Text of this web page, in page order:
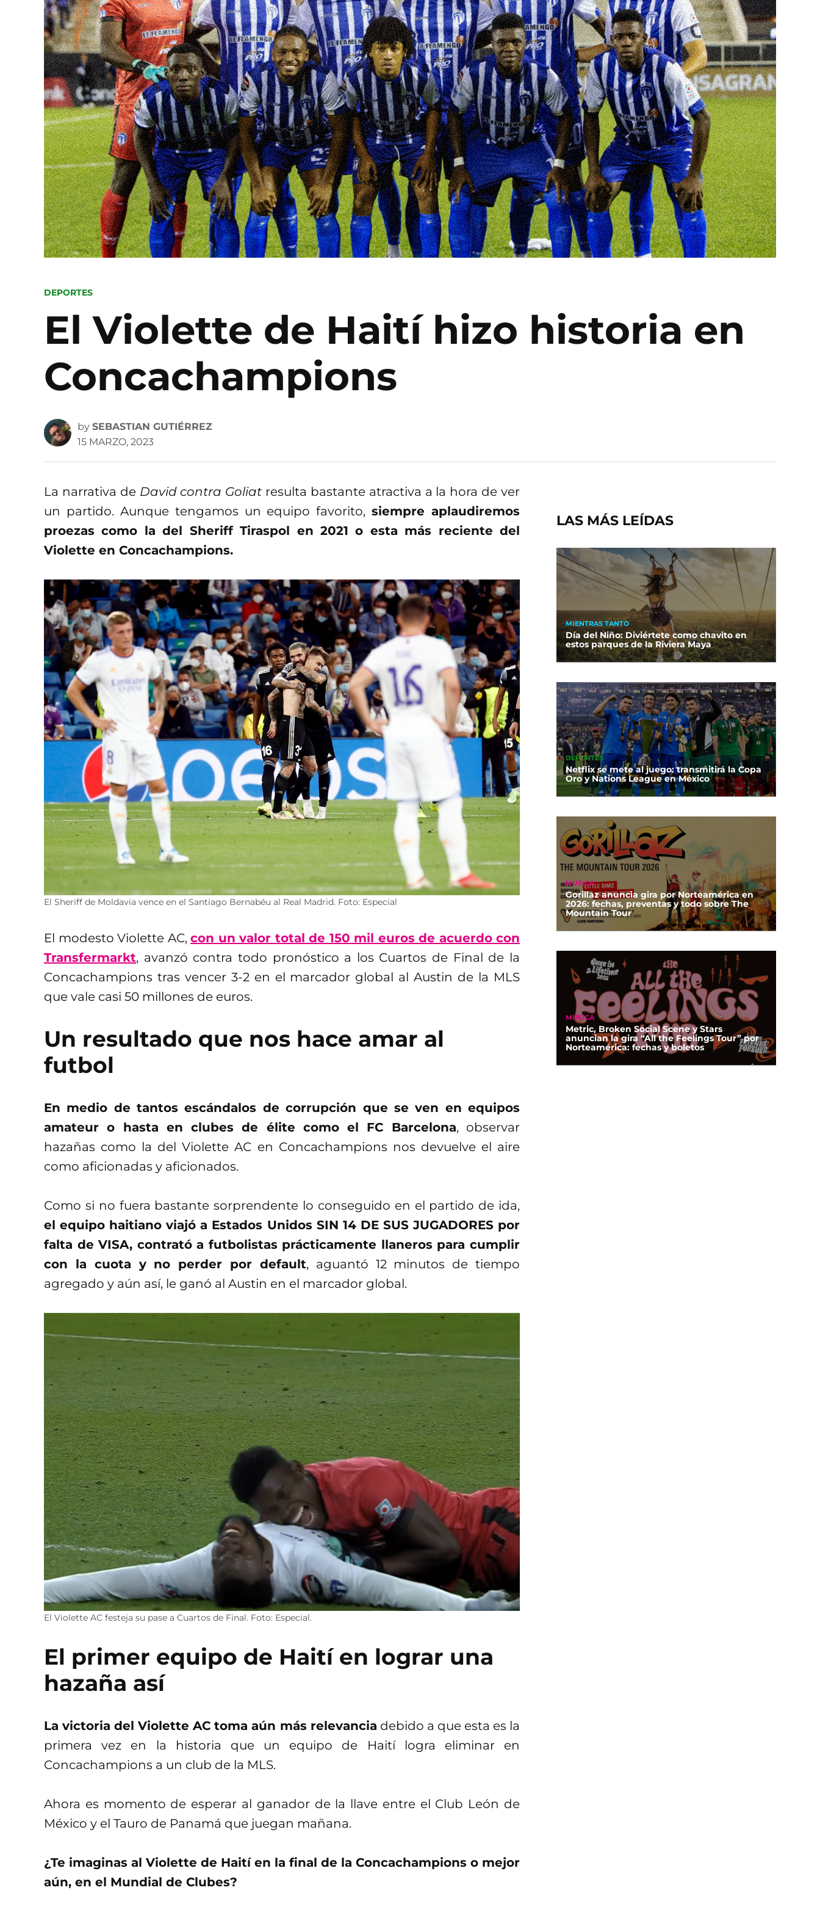
POSTED
DEPORTES
El Violette de Haití hizo historia en
Concachampions
by SEBASTIAN GUTIÉRREZ
15 MARZO, 2023
La narrativa de David contra Goliat resulta bastante atractiva a la hora de ver
un partido. Aunque tengamos un equipo favorito,siempre aplaudiremos
proezas como la del Sheriff Tiraspol en 2021 o esta más reciente del
Violette en Concachampions.
El Sheriff de Moldavia vence en el Santiago Bernabéu al Real Madrid. Foto: Especial
El modesto Violette AC, con un valor total de 150 mil euros de acuerdo con
Transfermarkt, avanzó contra todo pronóstico a los Cuartos de Final de la
Concachampions tras vencer 3-2 en el marcador global al Austin de la MLS
que vale casi 50 millones de euros.
Un resultado que nos hace amar al
futbol
En medio de tantos escándalos de corrupción que se ven en equipos
amateur o hasta en clubes de élite como el FC Barcelona, observar
hazañas como la del Violette AC en Concachampions nos devuelve el aire
como aficionadas y aficionados.
Como si no fuera bastante sorprendente lo conseguido en el partido de ida,
el equipo haitiano viajó a Estados Unidos SIN 14 DE SUS JUGADORES por
falta de VISA, contrató a futbolistas prácticamente llaneros para cumplir
con la cuota y no perder por default, aguantó 12 minutos de tiempo
agregado y aún así, le ganó al Austin en el marcador global.
El Violette AC festeja su pase a Cuartos de Final. Foto: Especial.
El primer equipo de Haití en lograr una
hazaña así
La victoria del Violette AC toma aún más relevancia debido a que esta es la
primera vez en la historia que un equipo de Haití logra eliminar en
Concachampions a un club de la MLS.
Ahora es momento de esperar al ganador de la llave entre el Club León de
México y el Tauro de Panamá que juegan mañana.
¿Te imaginas al Violette de Haití en la final de la Concachampions o mejor
aún, en el Mundial de Clubes?
LAS MÁS LEÍDAS
MIENTRAS TANTO
Día del Niño: Diviértete como chavito en
estos parques de la Riviera Maya
DEPORTES
Netflix se mete al juego: transmitirá la Copa
Oro y Nations League en México
MÚSICA
Gorillaz anuncia gira por Norteamérica en
2026: fechas, preventas y todo sobre The
Mountain Tour
MÚSICA
Metric, Broken Social Scene y Stars
anuncian la gira “All the Feelings Tour” por
Norteamérica: fechas y boletos